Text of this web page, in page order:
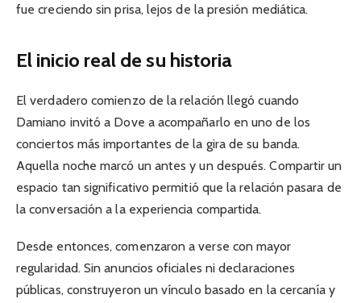
fue creciendo sin prisa, lejos de la presión mediática.
El inicio real de su historia
El verdadero comienzo de la relación llegó cuando
Damiano invitó a Dove a acompañarlo en uno de los
conciertos más importantes de la gira de su banda.
Aquella noche marcó un antes y un después. Compartir un
espacio tan significativo permitió que la relación pasara de
la conversación a la experiencia compartida.
Desde entonces, comenzaron a verse con mayor
regularidad. Sin anuncios oficiales ni declaraciones
públicas, construyeron un vínculo basado en la cercanía y